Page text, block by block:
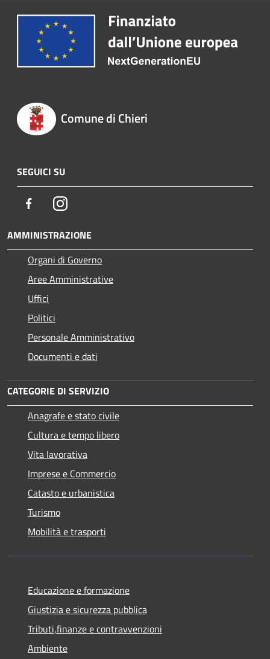
Comune di Chieri
SEGUICI SU
FacebookInstagram
AMMINISTRAZIONE
Organi di Governo
Aree Amministrative
Uffici
Politici
Personale Amministrativo
Documenti e dati
CATEGORIE DI SERVIZIO
Anagrafe e stato civile
Cultura e tempo libero
Vita lavorativa
Imprese e Commercio
Catasto e urbanistica
Turismo
Mobilità e trasporti
Educazione e formazione
Giustizia e sicurezza pubblica
Tributi,finanze e contravvenzioni
Ambiente